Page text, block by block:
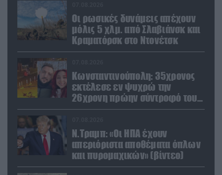
Οι ρωσικές δυνάμεις απέχουν
μόλις 5 χλμ. από Σλαβιάνσκ και
Κραματόρσκ στο Ντονέτσκ
Κωνσταντινούπολη: 35χρονος
εκτέλεσε εν ψυχρώ την
26χρονη πρώην σύντροφό του
έξω από φαρμακείο (βίντεο)
Ν.Τραμπ: «Οι ΗΠΑ έχουν
απεριόριστα αποθέματα όπλων
και πυρομαχικών» (βίντεο)